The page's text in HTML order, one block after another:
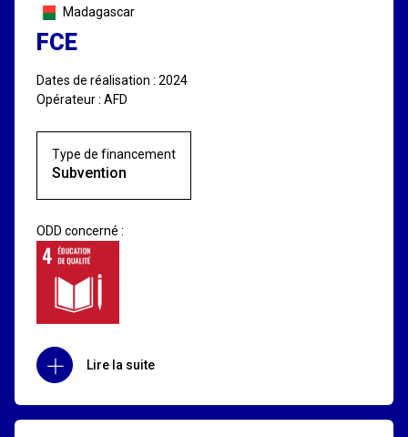
Madagascar
FCE
Dates de réalisation : 2024
Opérateur : AFD
Type de financement
Subvention
ODD concerné :
Lire la suite